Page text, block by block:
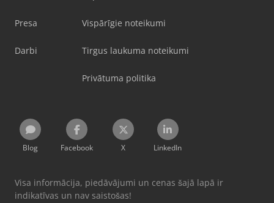
Presa
Darbi
Vispārīgie noteikumi
Tirgus laukuma noteikumi
Privātuma politika
Blog Facebook X LinkedIn
Visa informācija, piedāvājumi un cenas šajā lapā ir
indikatīvas un nav saistošas!